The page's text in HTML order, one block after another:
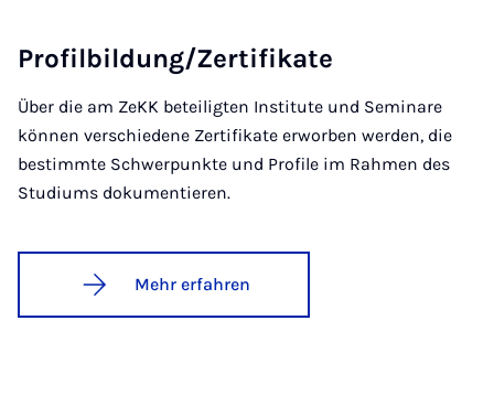
Pro­fil­bil­dung/Zer­ti­fi­ka­te
Über die am ZeKK beteiligten Institute und Seminare
können verschiedene Zertifikate erworben werden, die
bestimmte Schwerpunkte und Profile im Rahmen des
Studiums dokumentieren.
Mehr erfahren